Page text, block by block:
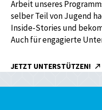
Arbeit unseres
selber Teil von Jugend
Inside-Stories und
Auch für engagierte
JETZT UNTERSTÜTZEN!